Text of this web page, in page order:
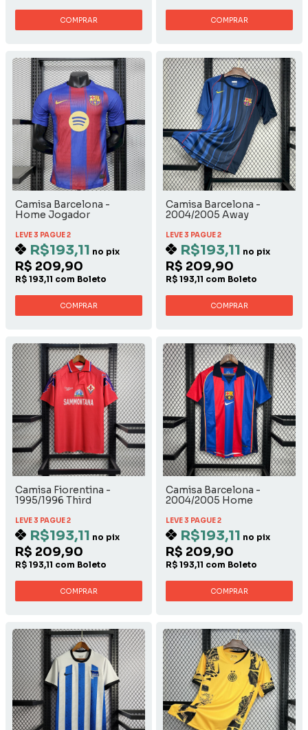
COMPRAR COMPRAR
Camisa Barcelona -
Home Jogador
LEVE 3 PAGUE 2
R$193,11 no pix
R$ 209,90
R$ 193,11 com Boleto
COMPRAR
Camisa Barcelona -
2004/2005 Away
LEVE 3 PAGUE 2
R$193,11 no pix
R$ 209,90
R$ 193,11 com Boleto
COMPRAR
Camisa Fiorentina -
1995/1996 Third
LEVE 3 PAGUE 2
R$193,11 no pix
R$ 209,90
R$ 193,11 com Boleto
COMPRAR
Camisa Barcelona -
2004/2005 Home
LEVE 3 PAGUE 2
R$193,11 no pix
R$ 209,90
R$ 193,11 com Boleto
COMPRAR